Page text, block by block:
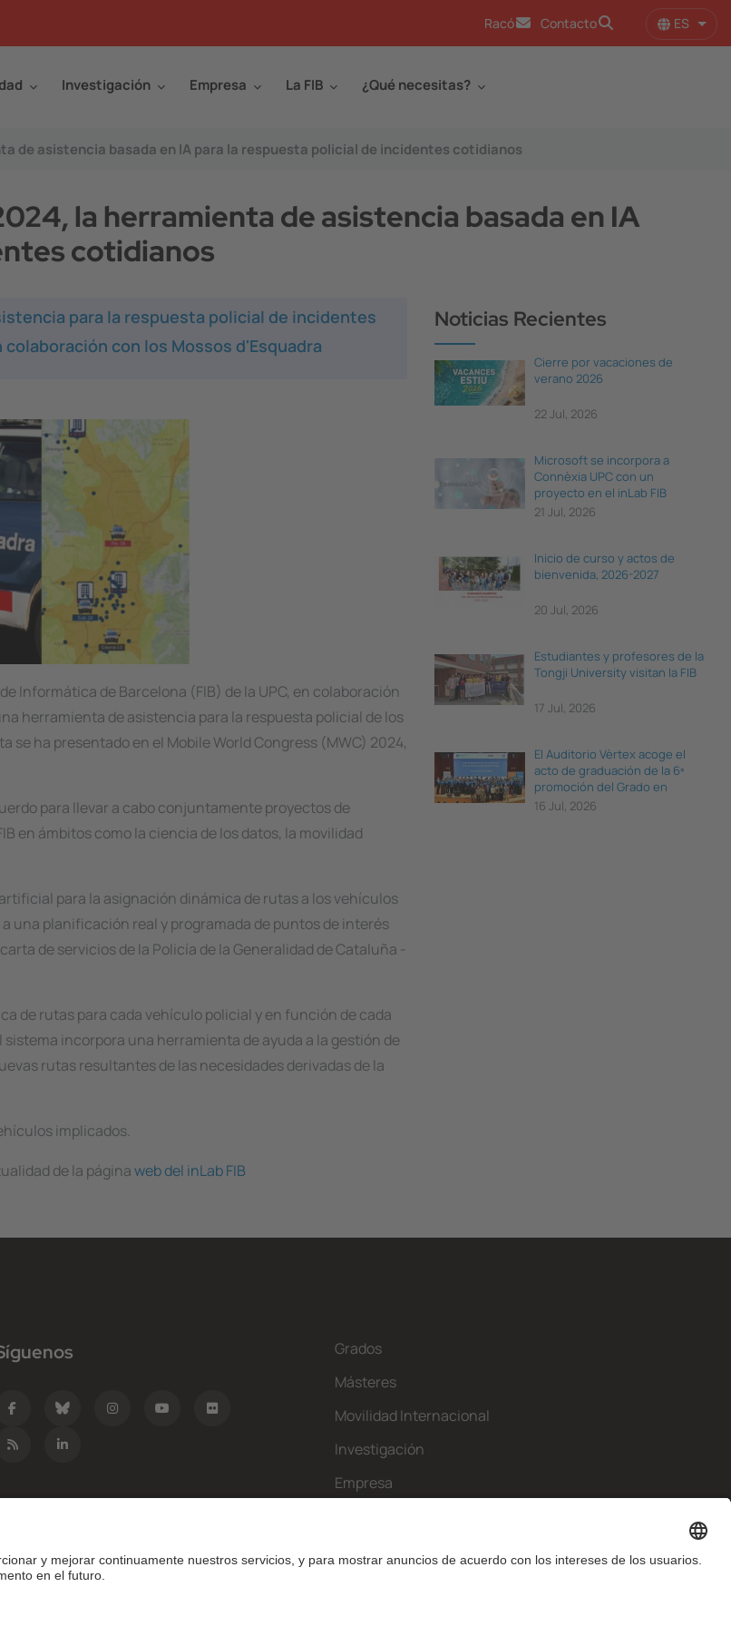
Racó Contacto ES
Investigación Empresa La FIB ¿Qué necesitas?
de asistencia basada en IA para la respuesta policial de incidentes cotidianos
la herramienta de asistencia basada en IA
cotidianos
para la respuesta policial de incidentes
con los Mossos d'Esquadra
Informática de Barcelona (FIB) de la UPC, en colaboración
herramienta de asistencia para la respuesta policial de los
ha presentado en el Mobile World Congress (MWC) 2024,
para llevar a cabo conjuntamente proyectos de
en ámbitos como la ciencia de los datos, la movilidad
para la asignación dinámica de rutas a los vehículos
una planificación real y programada de puntos de interés
de servicios de la Policía de la Generalidad de Cataluña -
de rutas para cada vehículo policial y en función de cada
incorpora una herramienta de ayuda a la gestión de
rutas resultantes de las necesidades derivadas de la
implicados.
de la páginaweb del inLab FIB
Noticias Recientes
Cierre por vacaciones de
verano 2026
22 Jul, 2026
Microsoft se incorpora a
Connèxia UPC con un
proyecto en el inLab FIB
21 Jul, 2026
Inicio de curso y actos de
bienvenida, 2026-2027
20 Jul, 2026
Estudiantes y profesores de la
Tongji University visitan la FIB
17 Jul, 2026
El Auditorio Vèrtex acoge el
acto de graduación de la 6ª
promoción del Grado en
Ciencia e Ingeniería de Datos
16 Jul, 2026
Grados
Másteres
Movilidad Internacional
Investigación
Empresa